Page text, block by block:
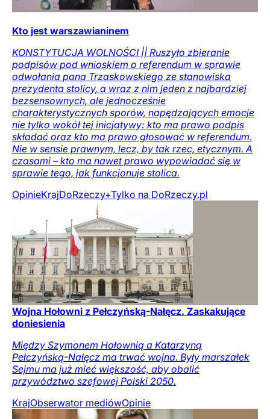
Kto jest warszawianinem
KONSTYTUCJA WOLNOŚCI || Ruszyło zbieranie
podpisów pod wnioskiem o referendum w sprawie
odwołania pana Trzaskowskiego ze stanowiska
prezydenta stolicy, a wraz z nim jeden z najbardziej
bezsensownych, ale jednocześnie
charakterystycznych sporów, napędzających emocje
nie tylko wokół tej inicjatywy: kto ma prawo podpis
składać oraz kto ma prawo głosować w referendum.
Nie w sensie prawnym, lecz, by tak rzec, etycznym. A
czasami – kto ma nawet prawo wypowiadać się w
sprawie tego, jak funkcjonuje stolica.
OpinieKrajDoRzeczy+Tylko na DoRzeczy.pl
Wojna Hołowni z Pełczyńską-Nałęcz. Zaskakujące
doniesienia
Między Szymonem Hołownią a Katarzyną
Pełczyńską-Nałęcz ma trwać wojna. Były marszałek
Sejmu ma już mieć większość, aby obalić
przywództwo szefowej Polski 2050.
KrajObserwator mediówOpinie